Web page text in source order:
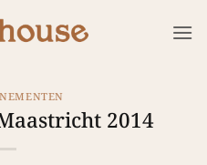
2014